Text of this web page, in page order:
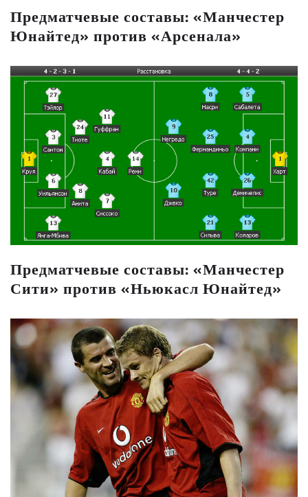
Предматчевые составы: «Манчестер
Юнайтед» против «Арсенала»
Предматчевые составы: «Манчестер
Сити» против «Ньюкасл Юнайтед»